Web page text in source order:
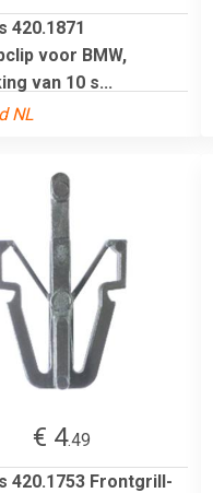
420.1871
voor BMW,
van 10 s...
NL
€ 4.49
420.1753 Frontgrill-